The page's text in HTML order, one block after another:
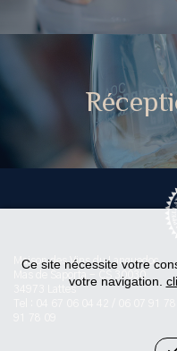
Maison des Vins du Languedoc
Mas de Saporta - CS 30030
34973 Lattes
Ce site nécessite votre
votre navigation.